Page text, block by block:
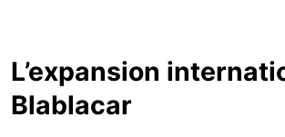
L’expansion
Blablacar